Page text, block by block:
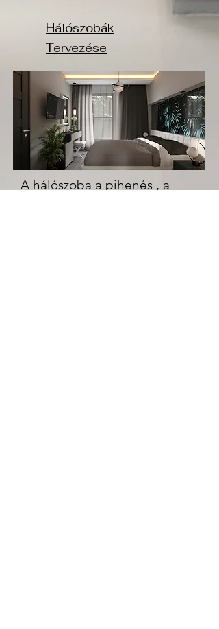
Hálószobák
Tervezése
A hálószoba a pihenés , a